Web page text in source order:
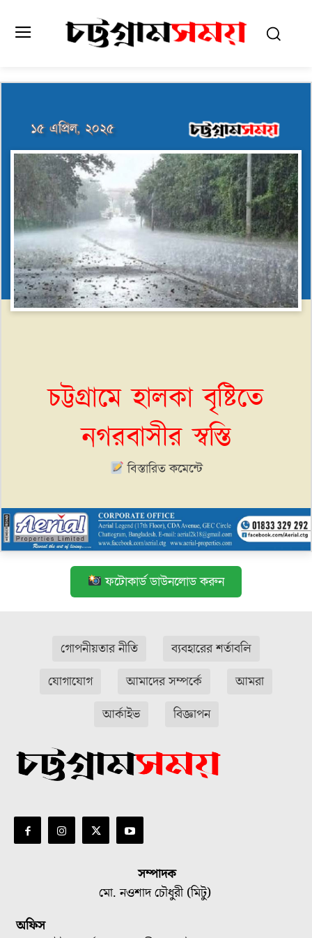
১৫ এপ্রিল, ২০২৫
চট্টগ্রামে হালকা বৃষ্টিতে
নগরবাসীর স্বস্তি
বিস্তারিত কমেন্টে
ফটোকার্ড ডাউনলোড করুন
গোপনীয়তার নীতি
ব্যবহারের শর্তাবলি
যোগাযোগ
আমাদের সম্পর্কে
আমরা
আর্কাইভ
বিজ্ঞাপন
সম্পাদক
মো. নওশাদ চৌধুরী (মিটু)
অফিস